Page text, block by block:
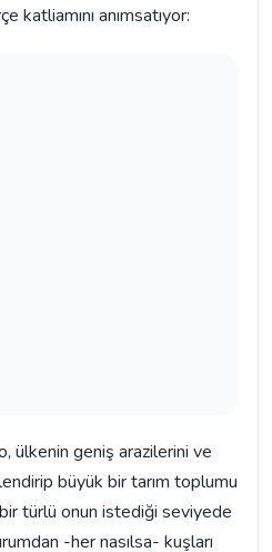
katliamını anımsatıyor:
ülkenin geniş arazilerini ve
büyük bir tarım toplumu
türlü onun istediği seviyede
-her nasılsa- kuşları